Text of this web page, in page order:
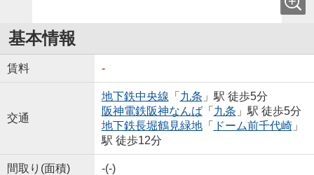
基本情報
賃料 -
交通
地下鉄中央線 「 九条 」駅 徒歩5分
阪神電鉄阪神なんば「 九条 」駅 徒歩5分
地下鉄長堀鶴見緑地「 ドーム前千代崎」
駅 徒歩12分
間取り(面積) -(-)